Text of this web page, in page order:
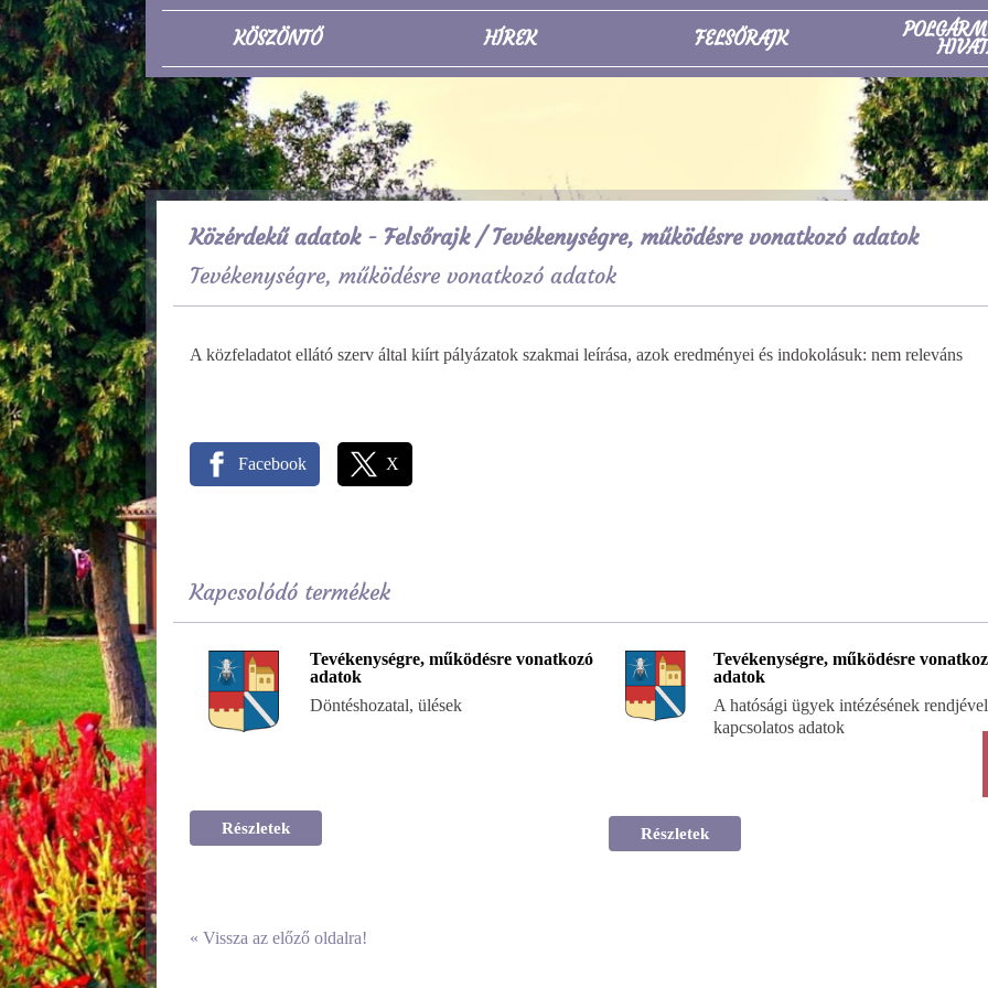
KÖSZÖNTŐ HÍREK FELSŐRAJK
Közérdekű adatok - Felsőrajk/ Tevékenységre, működésre vonatkozó adatok
Tevékenységre, működésre vonatkozó adatok
A közfeladatot ellátó szerv által kiírt pályázatok szakmai leírása, azok eredményei és indokolásuk: nem releváns
Facebook X
Kapcsolódó termékek
Tevékenységre, működésre vonatkozó
adatok
Döntéshozatal, ülések
Részletek
Tevékenységre, működésre
adatok
A hatósági ügyek intézésének rendjével
kapcsolatos adatok
Részletek
« Vissza az előző oldalra!